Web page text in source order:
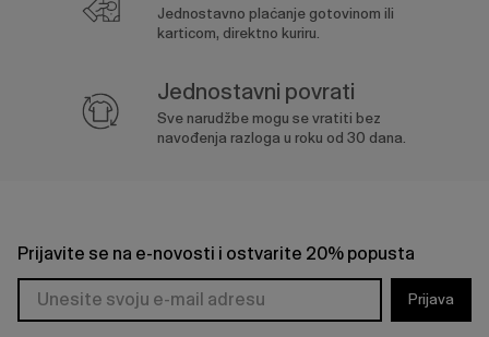
Jednostavno plaćanje gotovinom ili
karticom, direktno kuriru.
Jednostavni povrati
Sve narudžbe mogu se vratiti bez
navođenja razloga u roku od 30 dana.
Prijavite se na e-novosti i ostvarite 20% popusta
Prijava